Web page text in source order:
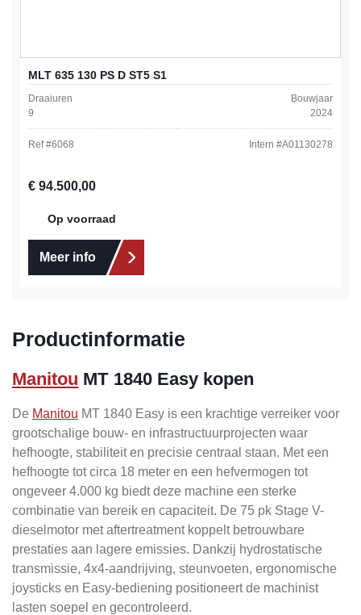
MLT 635 130 PS D ST5 S1
Draaiuren
9
Bouwjaar
2024
Ref #6068 Intern #A01130278
Normale prijs:
€ 94.500,00
Op voorraad
Meer info
Productinformatie
Manitou MT 1840 Easy kopen
De Manitou MT 1840 Easy is een krachtige verreiker voor
grootschalige bouw- en infrastructuurprojecten waar
hefhoogte, stabiliteit en precisie centraal staan. Met een
hefhoogte tot circa 18 meter en een hefvermogen tot
ongeveer 4.000 kg biedt deze machine een sterke
combinatie van bereik en capaciteit. De 75 pk Stage V-
dieselmotor met aftertreatment koppelt betrouwbare
prestaties aan lagere emissies. Dankzij hydrostatische
transmissie, 4x4-aandrijving, steunvoeten, ergonomische
joysticks en Easy-bediening positioneert de machinist
lasten soepel en gecontroleerd.